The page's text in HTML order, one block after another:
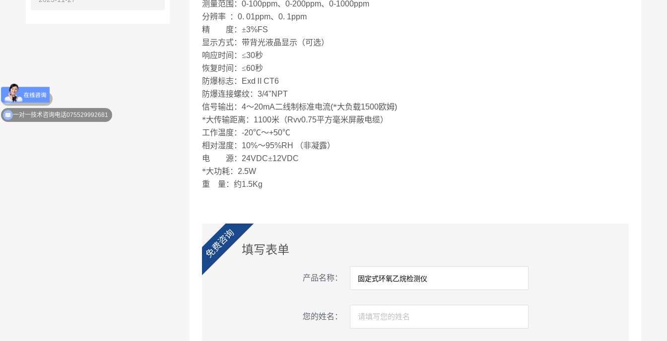
测量范围： 0-100ppm、 0-200ppm、 0-1000ppm
分辨率
： 0. 01ppm、 0. 1ppm
精 度：±3%FS
显示方式：带背光液晶显示（可选）
响应时间：≤30秒
恢复时间：≤60秒
防爆标志：
Exd
CT6
防爆连接螺纹： 3/4"NPT
信号输出： 4～20mA二线制标准电流(*大负载1500欧姆)
*大传输距离： 1100米（Rvv0.75平方毫米屏蔽电缆）
工作温度： -20℃～+50℃
相对湿度： 10%～95%RH
（非凝露）
电 源： 24VDC±12VDC
*大功耗： 2.5W
重
量：约1.5Kg
免费咨询 填写表单
产品名称：
您的姓名：
优惠活动介绍